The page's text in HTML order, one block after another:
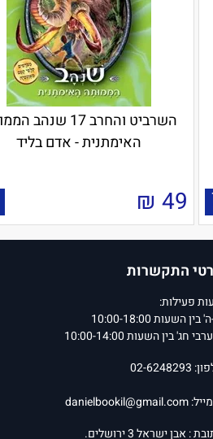
השרביט והחרב 17
האימתנית - אדם בליד
49
₪
התקשרות
פעילות:
השעות 10:00-18:00
חג' בין השעות 10:00-14:00
6248293
danielbookil@gmail.com
: אבן ישראל 3 ירושלים.